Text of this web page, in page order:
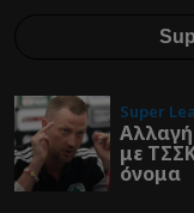
Super
με
όνομα